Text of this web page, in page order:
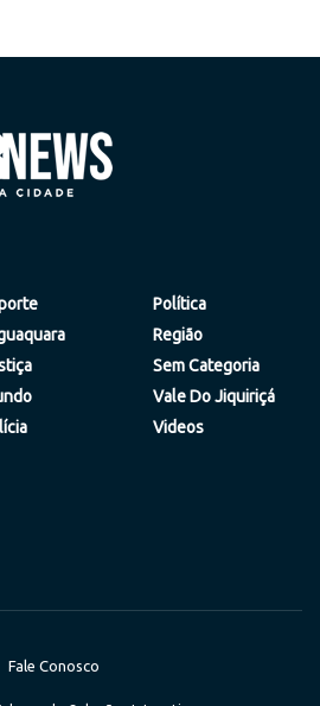
Política
Região
Sem Categoria
Vale Do Jiquiriçá
Videos
Fale Conosco